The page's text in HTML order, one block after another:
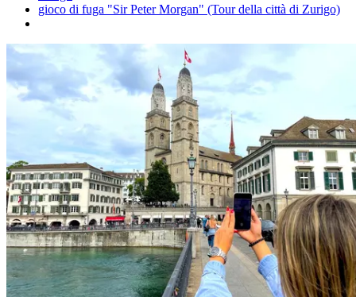
gioco di fuga "Sir Peter Morgan" (Tour della città di Zurigo)